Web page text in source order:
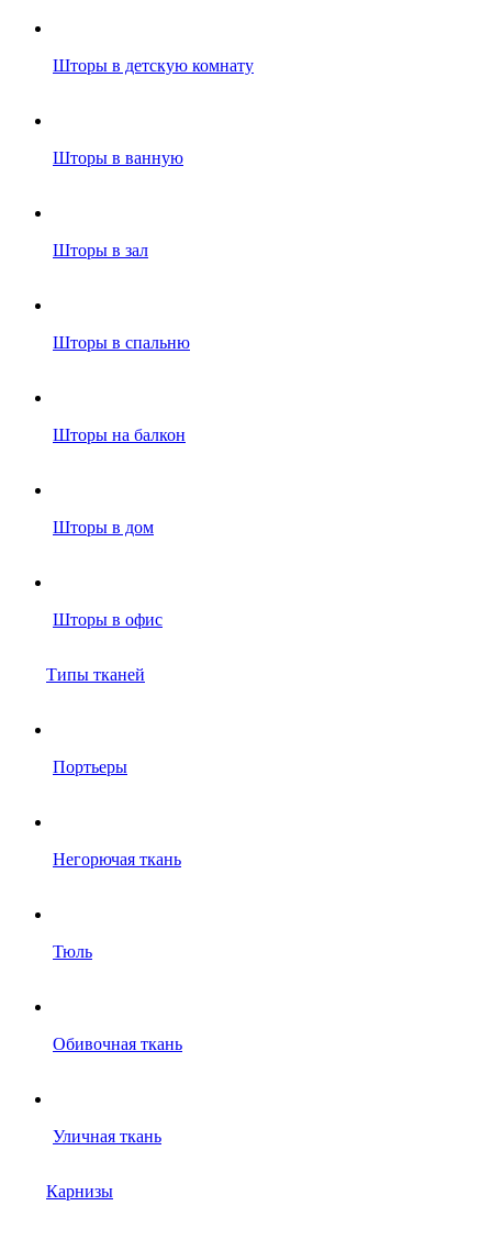
Шторы в детскую комнату
Шторы в ванную
Шторы в зал
Шторы в спальню
Шторы на балкон
Шторы в дом
Шторы в офис
Типы тканей
Портьеры
Негорючая ткань
Тюль
Обивочная ткань
Уличная ткань
Карнизы